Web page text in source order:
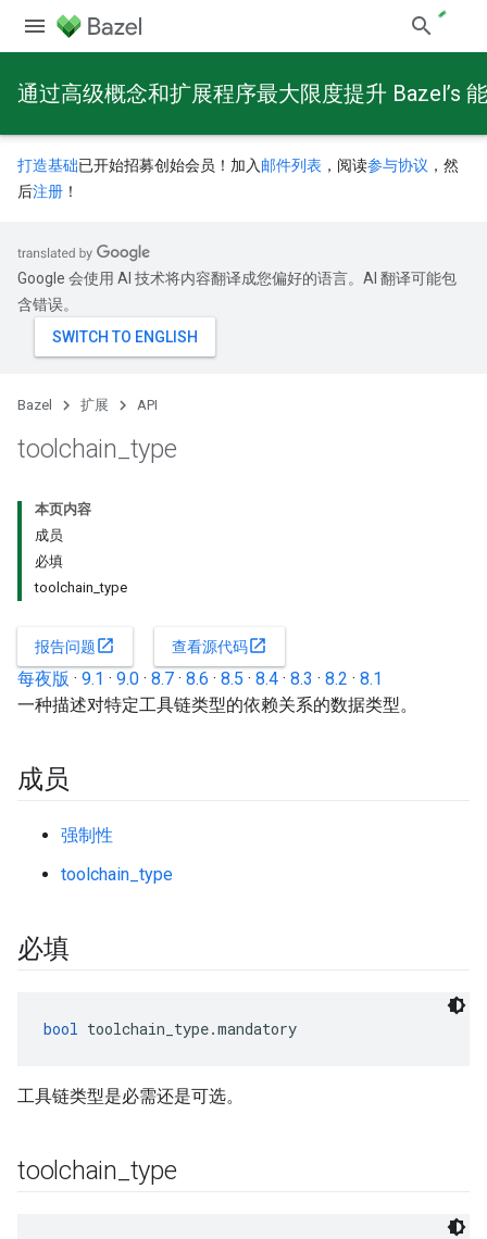
通过高级概念和扩展程序最大限度提升 Bazel’s
打造基础已开始招募创始会员！加入 邮件列表 ，阅读参与协议 ，然
后注册 ！
Google 会使用 AI 技术将内容翻译成您偏好的语言。AI 翻译可能包
含错误。
Bazel 扩展 API
toolchain type
本页内容
成员
必填
toolchain_type
报告问题open_in_new 查看源代码open_in_new
每夜版 · 9.1 · 9.0 · 8.7 · 8.6 · 8.5 · 8.4 · 8.3 · 8.2 · 8.1
一种描述对特定工具链类型的依赖关系的数据类型。
成员
强制性
toolchain_type
必填
bool toolchain_type.mandatory
工具链类型是必需还是可选。
toolchain type